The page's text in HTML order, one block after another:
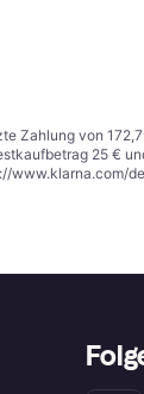
Zahlung von
25 €
www.klarna.com/